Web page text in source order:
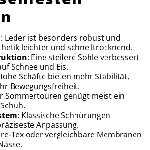
: Leder ist besonders robust und
leichter und schnelltrocknend.
: Eine steifere Sohle verbessert
Schnee und Eis.
Schäfte bieten mehr Stabilität,
Bewegungsfreiheit.
Sommertouren genügt meist ein
: Klassische Schnürungen
Anpassung.
oder vergleichbare Membranen